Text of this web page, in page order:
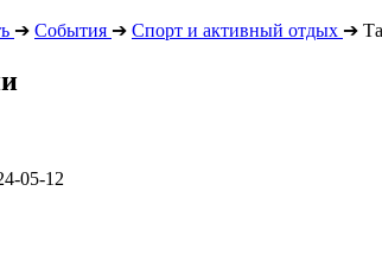
➔ События ➔ Спорт и активный отдых ➔
05-12